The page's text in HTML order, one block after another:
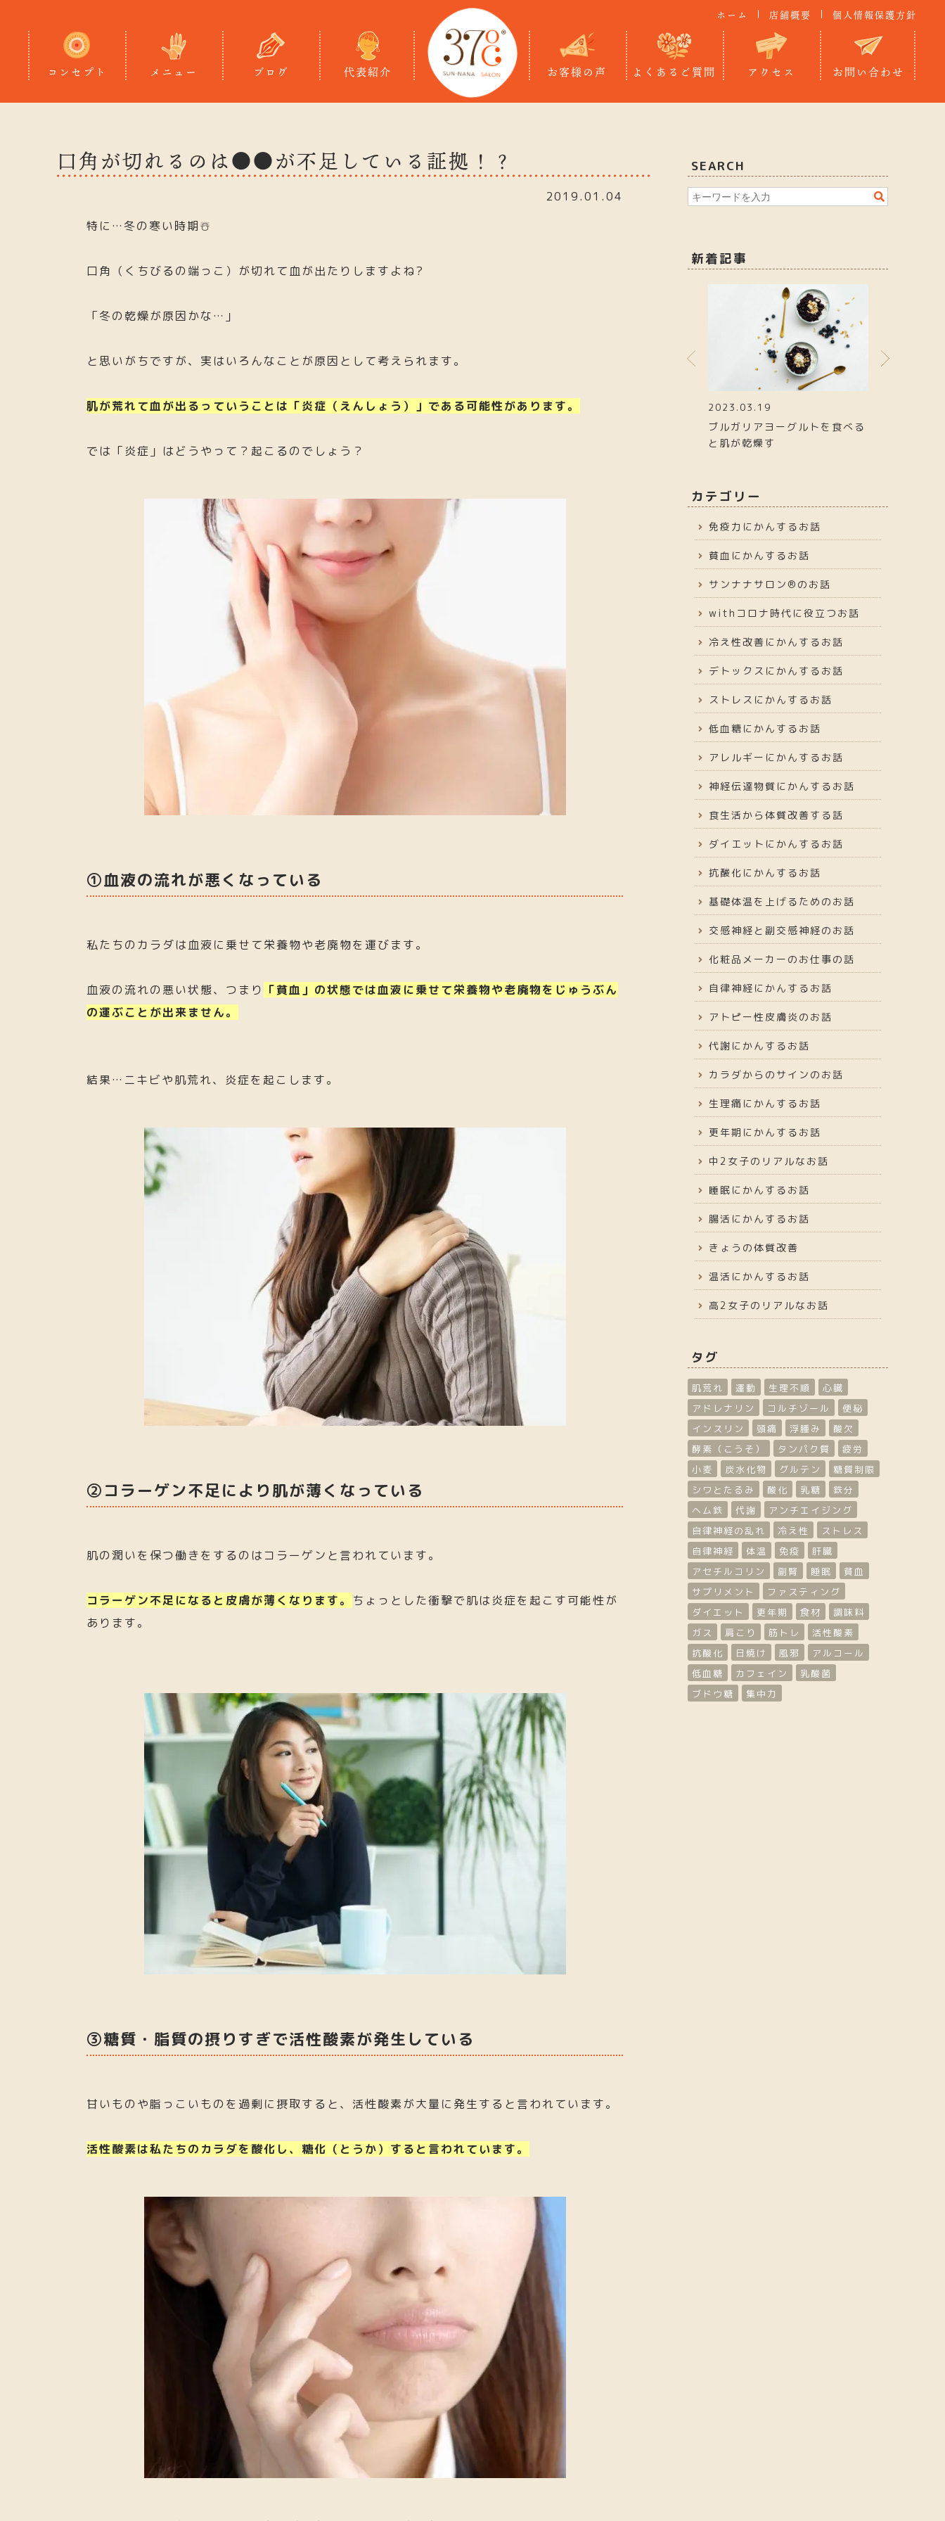
ホーム 店舗概要 個人情報保護方針
コンセプト メニュー ブログ 代表紹介 お客様の声 よくあるご質問 アクセス お問い合わせ
口角が切れるのは●●が不足している証拠！？
2019.01.04
特に…冬の寒い時期☃️
口角（くちびるの端っこ）が切れて血が出たりしますよね?
「冬の乾燥が原因かな…」
と思いがちですが、実はいろんなことが原因として考えられます。
肌が荒れて血が出るっていうことは「炎症（えんしょう）」である可能性があります。
では「炎症」はどうやって？起こるのでしょう？
①血液の流れが悪くなっている
私たちのカラダは血液に乗せて栄養物や老廃物を運びます。
血液の流れの悪い状態、つまり 「貧血」の状態では血液に乗せて栄養物や老廃物をじゅうぶん
の運ぶことが出来ません。
結果…ニキビや肌荒れ、炎症を起こします。
②コラーゲン不足により肌が薄くなっている
肌の潤いを保つ働きをするのはコラーゲンと言われています。
コラーゲン不足になると皮膚が薄くなります。 ちょっとした衝撃で肌は炎症を起こす可能性が
あります。
③糖質・脂質の摂りすぎで活性酸素が発生している
甘いものや脂っこいものを過剰に摂取すると、活性酸素が大量に発生すると言われています。
活性酸素は私たちのカラダを酸化し、糖化（とうか）すると言われています。
SEARCH
新着記事
2022.10.27 2024.02.02 2023.03.19
ブルガリアヨーグルトを食べる
と肌が乾燥す
カテゴリー
免疫力にかんするお話
貧血にかんするお話
サンナナサロン®︎のお話
withコロナ時代に役立つお話
冷え性改善にかんするお話
デトックスにかんするお話
ストレスにかんするお話
低血糖にかんするお話
アレルギーにかんするお話
神経伝達物質にかんするお話
食生活から体質改善する話
ダイエットにかんするお話
抗酸化にかんするお話
基礎体温を上げるためのお話
交感神経と副交感神経のお話
化粧品メーカーのお仕事の話
自律神経にかんするお話
アトピー性皮膚炎のお話
代謝にかんするお話
カラダからのサインのお話
生理痛にかんするお話
更年期にかんするお話
中2女子のリアルなお話
睡眠にかんするお話
腸活にかんするお話
きょうの体質改善
温活にかんするお話
高2女子のリアルなお話
タグ
肌荒れ 運動 生理不順
心臓
アドレナリン
コルチゾール
便秘
インスリン
頭痛 浮腫み
酸欠
酵素（こうそ）
タンパク質
疲労
小麦
炭水化物 グルテン
糖質制限
シワとたるみ
酸化 乳糖
鉄分
ヘム鉄
代謝
アンチエイジング
自律神経の乱れ
冷え性
ストレス
自律神経
体温 免疫
肝臓
アセチルコリン
副腎 睡眠
貧血
サプリメント
ファスティング
ダイエット
更年期 食材
調味料
ガス
肩こり 筋トレ
活性酸素
抗酸化
日焼け 風邪
アルコール
低血糖
カフェイン
乳酸菌
ブドウ糖
集中力